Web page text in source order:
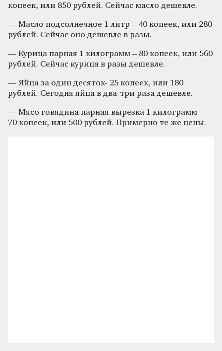
копеек, или 850 рублей. Сейчас масло дешевле.
— Масло подсолнечное 1 литр – 40 копеек, или 280
рублей. Сейчас оно дешевле в разы.
— Курица парная 1 килограмм – 80 копеек, или 560
рублей. Сейчас курица в разы дешевле.
— Яйца за один десяток- 25 копеек, или 180
рублей. Сегодня яйца в два-три раза дешевле.
— Мясо говядина парная вырезка 1 килограмм –
70 копеек, или 500 рублей. Примерно те же цены.